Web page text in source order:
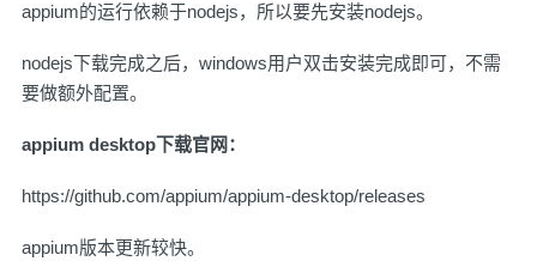
appium的运行依赖于nodejs，所以要先安装nodejs。
nodejs下载完成之后，windows用户双击安装完成即可，不需
要做额外配置。
appium desktop下载官网：
https://github.com/appium/appium-desktop/releases
appium版本更新较快。